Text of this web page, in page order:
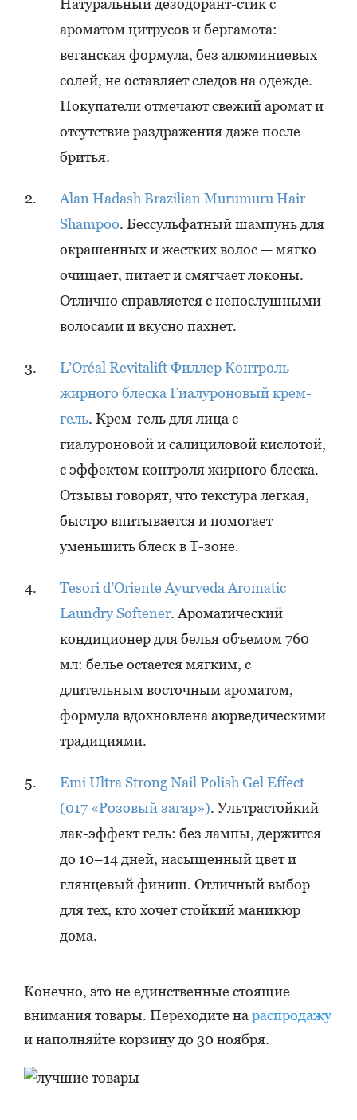
Натуральный дезодорант-стик с
ароматом цитрусов и бергамота:
веганская формула, без алюминиевых
солей, не оставляет следов на одежде.
Покупатели отмечают свежий аромат и
отсутствие раздражения даже после
бритья.
Alan Hadash Brazilian Murumuru Hair
Shampoo. Бессульфатный шампунь для
окрашенных и жестких волос — мягко
очищает, питает и смягчает локоны.
Отлично справляется с непослушными
волосами и вкусно пахнет.
L’Oréal Revitalift Филлер Контроль
жирного блеска Гиалуроновый крем-
гель. Крем-гель для лица с
гиалуроновой и салициловой кислотой,
с эффектом контроля жирного блеска.
Отзывы говорят, что текстура легкая,
быстро впитывается и помогает
уменьшить блеск в Т-зоне.
Tesori d’Oriente Ayurveda Aromatic
Laundry Softener. Ароматический
кондиционер для белья объемом 760
мл: белье остается мягким, с
длительным восточным ароматом,
формула вдохновлена аюрведическими
традициями.
Emi Ultra Strong Nail Polish Gel Effect
(017 «Розовый загар»). Ультрастойкий
лак-эффект гель: без лампы, держится
до 10–14 дней, насыщенный цвет и
глянцевый финиш. Отличный выбор
для тех, кто хочет стойкий маникюр
дома.
Конечно, это не единственные стоящие
внимания товары. Переходите на распродажу
и наполняйте корзину до 30 ноября.